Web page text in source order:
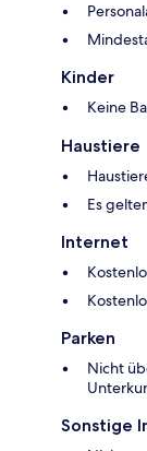
Kinder
Keine
Haustiere
Es
Internet
Parken
Nicht
Sonstige